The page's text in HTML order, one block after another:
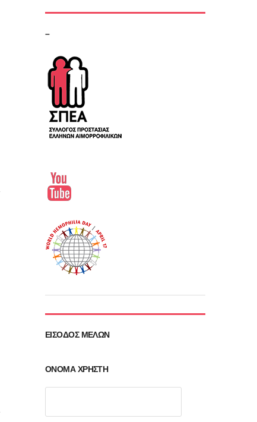
–
ΕΊΣΟΔΟΣ ΜΕΛΏΝ
ΌΝΟΜΑ ΧΡΉΣΤΗ